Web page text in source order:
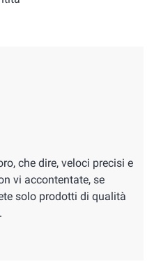
che dire, veloci precisi e
vi accontentate, se
solo prodotti di qualità